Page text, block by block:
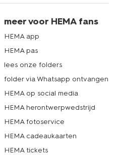
meer voor HEMA fans
HEMA app
HEMA pas
lees onze folders
folder via Whatsapp ontvangen
HEMA op social media
HEMA herontwerpwedstrijd
HEMA fotoservice
HEMA cadeaukaarten
HEMA tickets